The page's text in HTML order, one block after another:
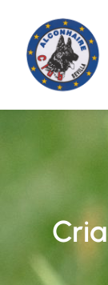
Saltar
contenido